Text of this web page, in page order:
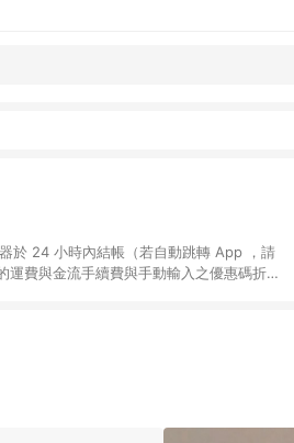
於 24 小時內結帳（若自動跳轉 App ，請
費與金流手續費與手動輸入之優惠碼折
才具贈點資格。 7. 點數將於出貨後 45 天
才首次下載 Pinkoi APP 並完成訂單，不